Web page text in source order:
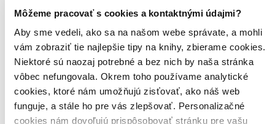
Môžeme pracovať s cookies a kontaktnými údajmi?
Aby sme vedeli, ako sa na našom webe správate, a mohli
vám zobraziť tie najlepšie tipy na knihy, zbierame cookies.
Niektoré sú naozaj potrebné a bez nich by naša stránka
vôbec nefungovala. Okrem toho používame analytické
cookies, ktoré nám umožňujú zisťovať, ako náš web
funguje, a stále ho pre vás zlepšovať. Personalizačné
cookies nám dovoľujú prispôsobovať stránku pre vašu
Top hodnotené
Novinky
Najlacnejšie
Najvyššia zľava
Použité filtre
Zrušiť filtre